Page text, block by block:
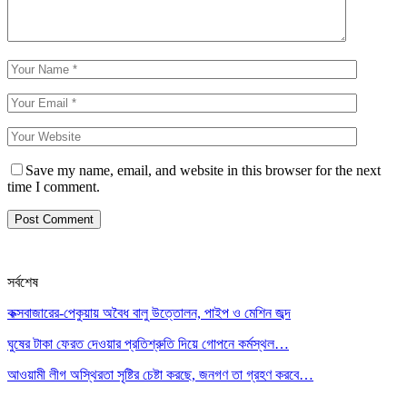
Save my name, email, and website in this browser for the next
time I comment.
সর্বশেষ
কক্সবাজারের-পেকুয়ায় অবৈধ বালু উত্তোলন, পাইপ ও মেশিন জব্দ
ঘুষের টাকা ফেরত দেওয়ার প্রতিশ্রুতি দিয়ে গোপনে কর্মস্থল…
আওয়ামী লীগ অস্থিরতা সৃষ্টির চেষ্টা করছে, জনগণ তা গ্রহণ করবে…